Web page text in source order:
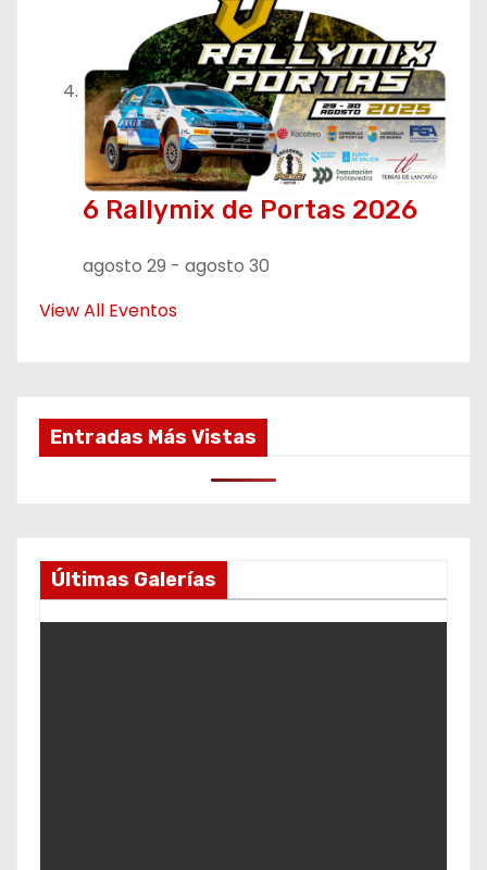
6 Rallymix de Portas 2026
agosto 29 - agosto 30
View All Eventos
Entradas Más Vistas
Últimas Galerías